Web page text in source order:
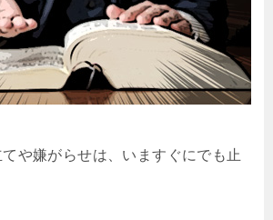
や嫌がらせは、いますぐにでも止